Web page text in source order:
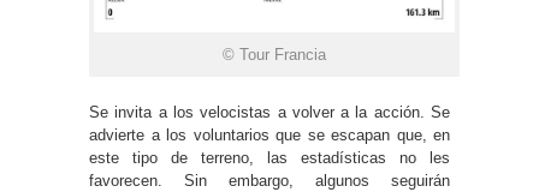
© Tour Francia
Se invita a los velocistas a volver a la acción. Se
advierte a los voluntarios que se escapan que, en
este tipo de terreno, las estadísticas no les
favorecen. Sin embargo, algunos seguirán